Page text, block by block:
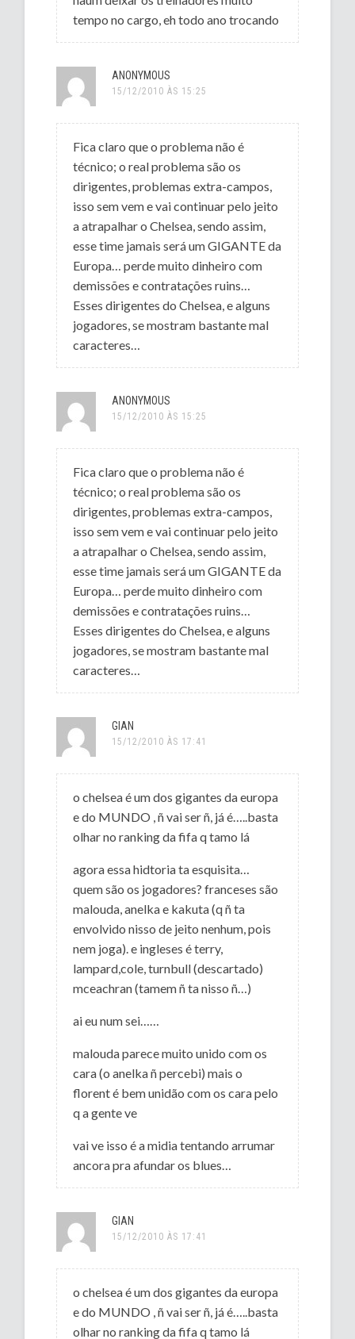
tempo no cargo, eh todo ano trocando
ANONYMOUS
15/12/2010 ÀS 15:25
Fica claro que o problema não é
técnico; o real problema são os
dirigentes, problemas extra-campos,
isso sem vem e vai continuar pelo jeito
a atrapalhar o Chelsea, sendo assim,
esse time jamais será um GIGANTE da
Europa… perde muito dinheiro com
demissões e contratações ruins…
Esses dirigentes do Chelsea, e alguns
jogadores, se mostram bastante mal
caracteres…
ANONYMOUS
15/12/2010 ÀS 15:25
Fica claro que o problema não é
técnico; o real problema são os
dirigentes, problemas extra-campos,
isso sem vem e vai continuar pelo jeito
a atrapalhar o Chelsea, sendo assim,
esse time jamais será um GIGANTE da
Europa… perde muito dinheiro com
demissões e contratações ruins…
Esses dirigentes do Chelsea, e alguns
jogadores, se mostram bastante mal
caracteres…
GIAN
15/12/2010 ÀS 17:41
o chelsea é um dos gigantes da europa
e do MUNDO , ñ vai ser ñ, já é…..basta
olhar no ranking da fifa q tamo lá
agora essa hidtoria ta esquisita…
quem são os jogadores? franceses são
malouda, anelka e kakuta (q ñ ta
envolvido nisso de jeito nenhum, pois
nem joga). e ingleses é terry,
lampard,cole, turnbull (descartado)
mceachran (tamem ñ ta nisso ñ…)
ai eu num sei……
malouda parece muito unido com os
cara (o anelka ñ percebi) mais o
florent é bem unidão com os cara pelo
q a gente ve
vai ve isso é a midia tentando arrumar
ancora pra afundar os blues…
GIAN
15/12/2010 ÀS 17:41
o chelsea é um dos gigantes da europa
e do MUNDO , ñ vai ser ñ, já é…..basta
olhar no ranking da fifa q tamo lá